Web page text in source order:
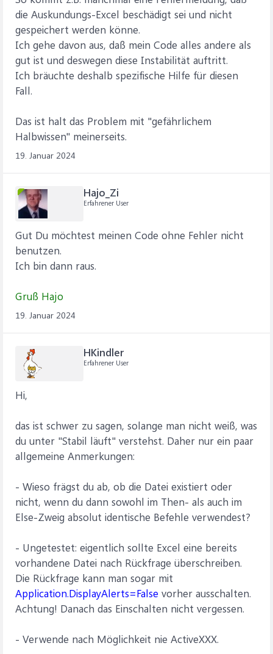
die Auskundungs-Excel beschädigt sei und nicht
gespeichert werden könne.
Ich gehe davon aus, daß mein Code alles andere als
gut ist und deswegen diese Instabilität auftritt.
Ich bräuchte deshalb spezifische Hilfe für diesen
Fall.
Das ist halt das Problem mit "gefährlichem
Halbwissen" meinerseits.
19. Januar 2024
Hajo_Zi
Erfahrener User
Gut Du möchtest meinen Code ohne Fehler nicht
benutzen.
Ich bin dann raus.
Gruß Hajo
19. Januar 2024
HKindler
Erfahrener User
Hi,
das ist schwer zu sagen, solange man nicht weiß, was
du unter "Stabil läuft" verstehst. Daher nur ein paar
allgemeine Anmerkungen:
- Wieso frägst du ab, ob die Datei existiert oder
nicht, wenn du dann sowohl im Then- als auch im
Else-Zweig absolut identische Befehle verwendest?
- Ungetestet: eigentlich sollte Excel eine bereits
vorhandene Datei nach Rückfrage überschreiben.
Die Rückfrage kann man sogar mit
Application.DisplayAlerts=False vorher ausschalten.
Achtung! Danach das Einschalten nicht vergessen.
- Verwende nach Möglichkeit nie ActiveXXX.